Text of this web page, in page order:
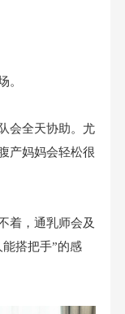
。
会全天协助。尤
产妈妈会轻松很
着，通乳师会及
搭把手”的感